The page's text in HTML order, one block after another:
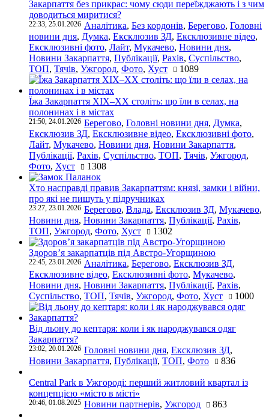
Закарпаття без прикрас: чому сюди переїжджають і з чим
доводиться миритися?
22:33, 25.01.2026 Аналітика, Без кордонів, Берегово, Головні
новини дня, Думка, Ексклюзив ЗД, Ексклюзивне відео,
Ексклюзивні фото, Лайт, Мукачево, Новини дня,
Новини Закарпаття, Публікації, Рахів, Суспільство,
ТОП, Тячів, Ужгород, Фото, Хуст 1089
Їжа Закарпаття ХІХ–ХХ століть: що їли в селах, на
полонинах і в містах
21:50, 24.01.2026 Берегово, Головні новини дня, Думка,
Ексклюзив ЗД, Ексклюзивне відео, Ексклюзивні фото,
Лайт, Мукачево, Новини дня, Новини Закарпаття,
Публікації, Рахів, Суспільство, ТОП, Тячів, Ужгород,
Фото, Хуст 1308
Хто насправді правив Закарпаттям: князі, замки і війни,
про які не пишуть у підручниках
23:27, 23.01.2026 Берегово, Влада, Ексклюзив ЗД, Мукачево,
Новини дня, Новини Закарпаття, Публікації, Рахів,
ТОП, Ужгород, Фото, Хуст 1302
Здоров’я закарпатців під Австро-Угорщиною
22:45, 23.01.2026 Аналітика, Берегово, Ексклюзив ЗД,
Ексклюзивне відео, Ексклюзивні фото, Мукачево,
Новини дня, Новини Закарпаття, Публікації, Рахів,
Суспільство, ТОП, Тячів, Ужгород, Фото, Хуст 1000
Від льону до кептаря: коли і як народжувався одяг
Закарпаття?
23:02, 20.01.2026 Головні новини дня, Ексклюзив ЗД,
Новини Закарпаття, Публікації, ТОП, Фото 836
Central Park в Ужгороді: перший житловий квартал із
концепцією «місто в місті»
20:46, 01.08.2025 Новини партнерів, Ужгород 863